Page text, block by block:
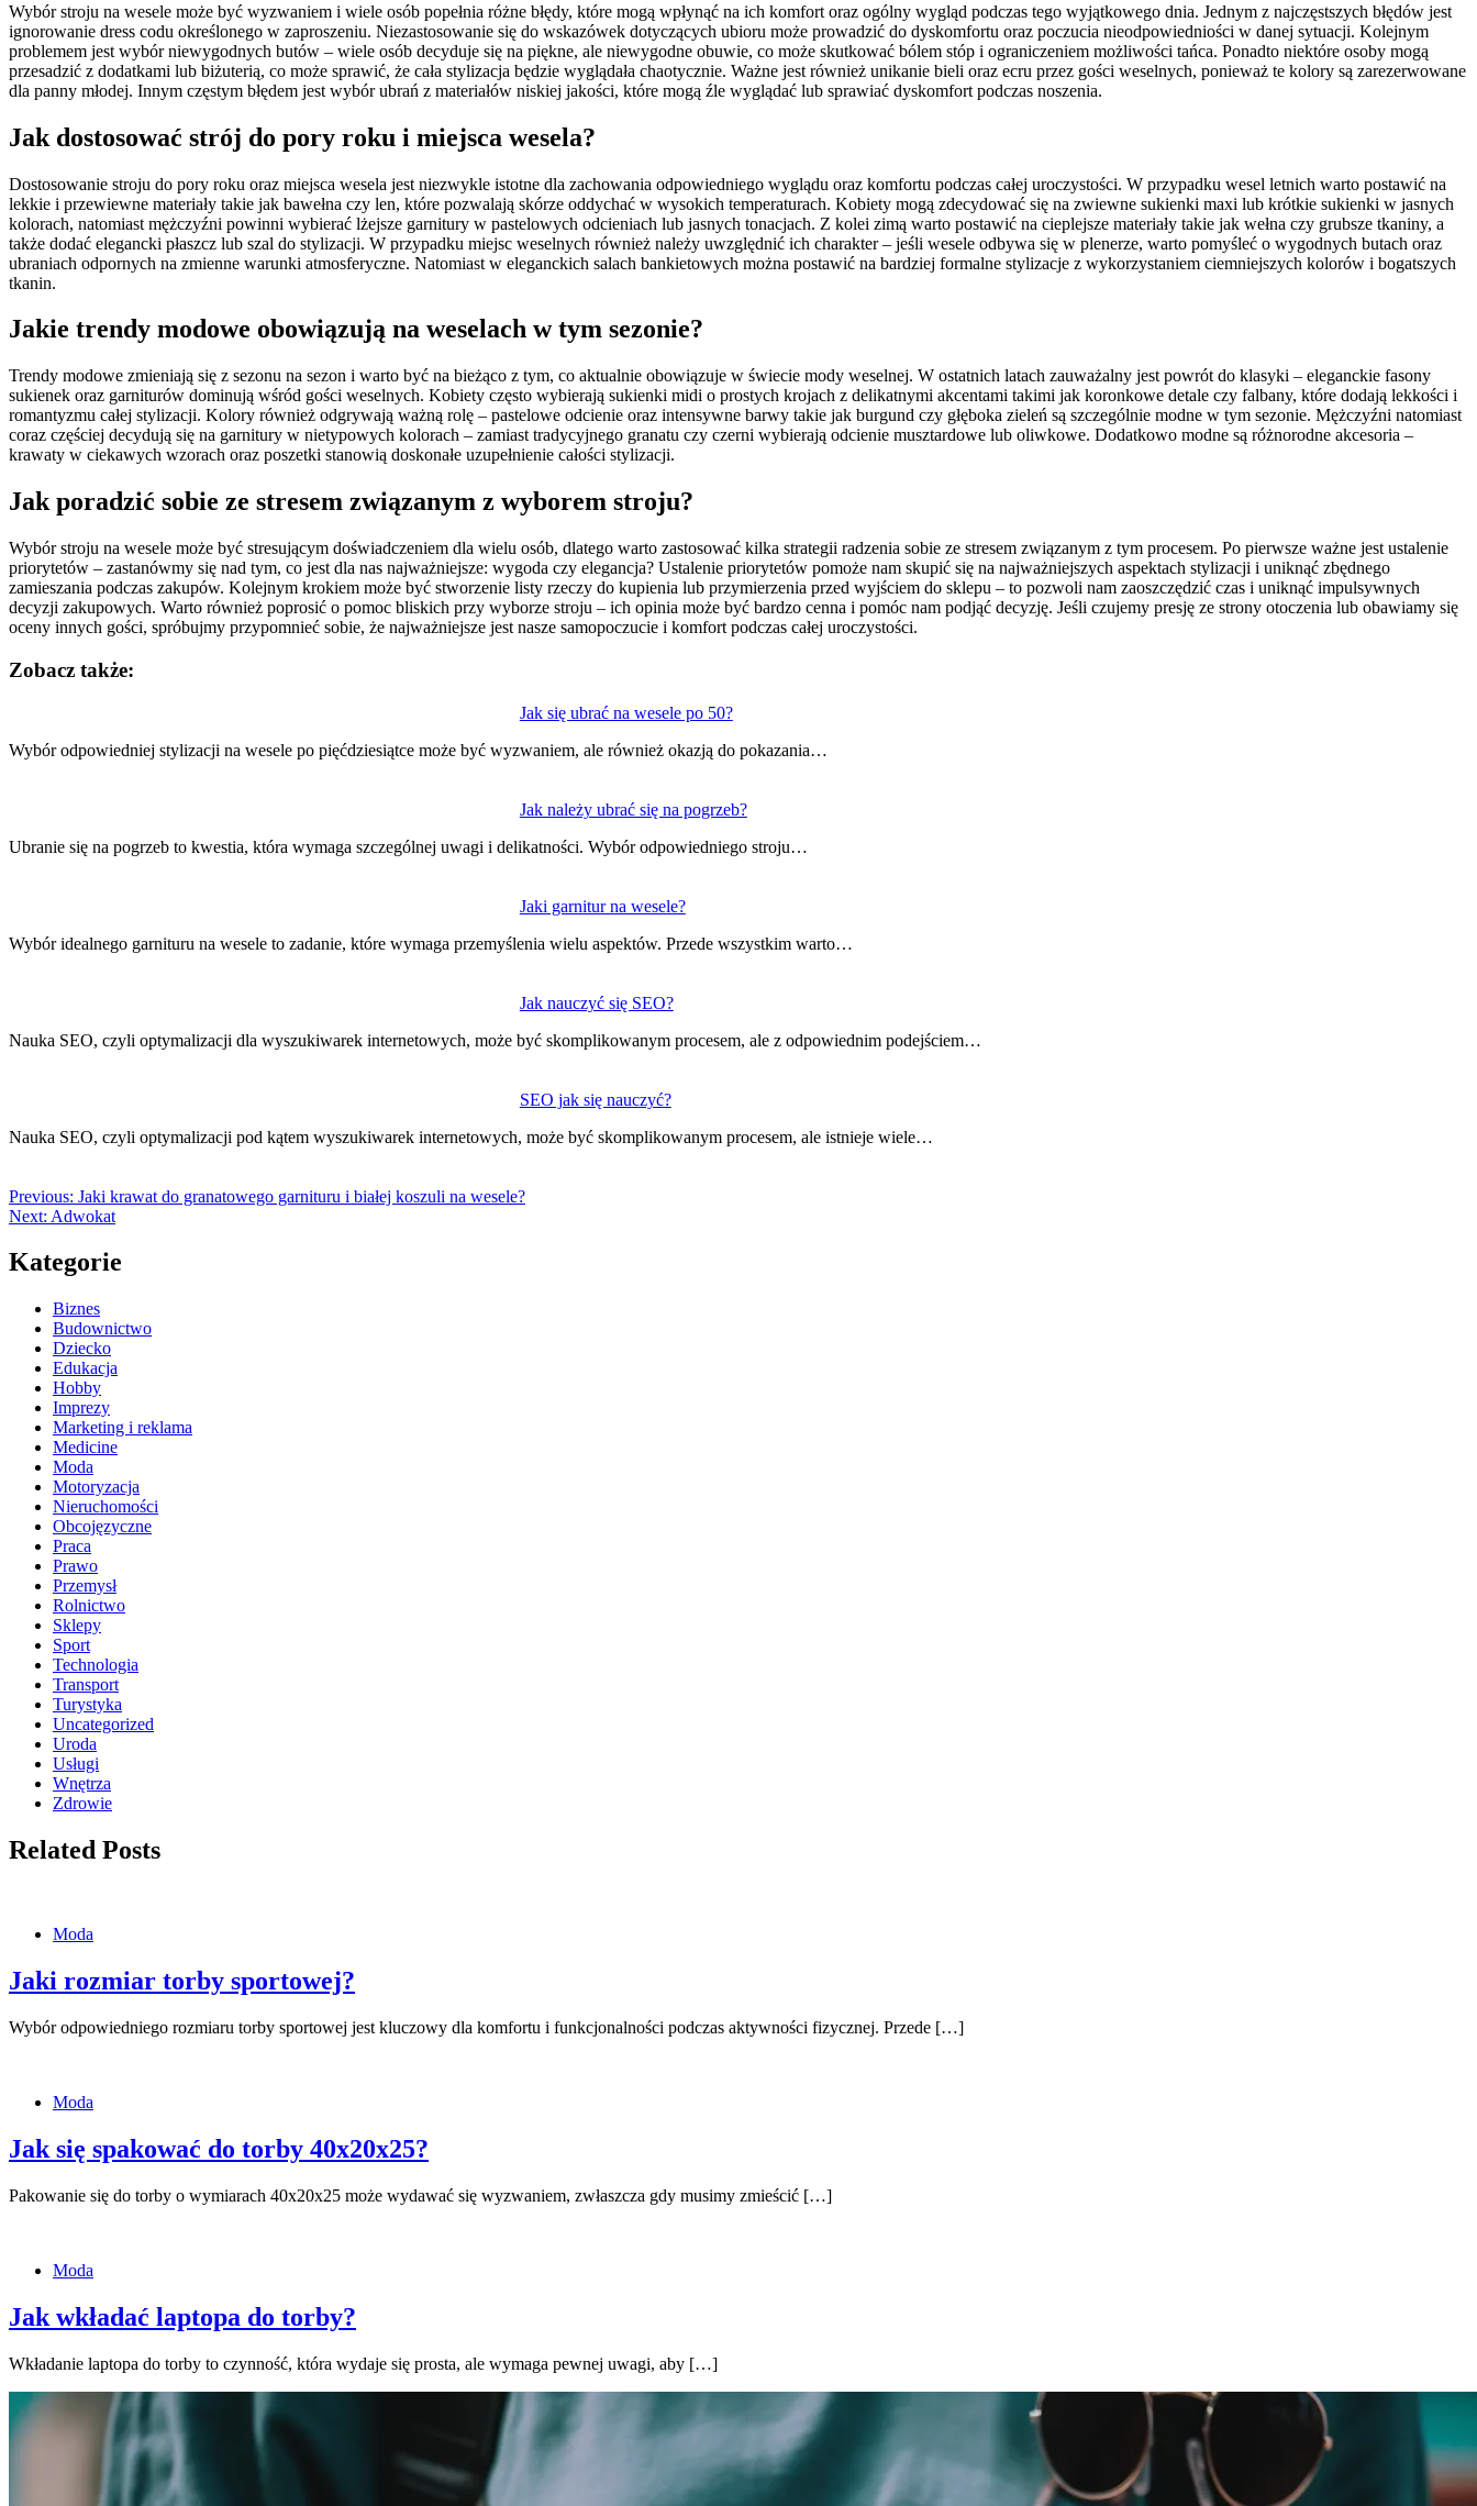
Wybór stroju na wesele może być wyzwaniem i wiele osób popełnia różne błędy, które mogą wpłynąć na ich komfort oraz ogólny wygląd podczas tego wyjątkowego dnia. Jednym z najczęstszych błędów jest
ignorowanie dress codu określonego w zaproszeniu. Niezastosowanie się do wskazówek dotyczących ubioru może prowadzić do dyskomfortu oraz poczucia nieodpowiedniości w danej sytuacji. Kolejnym
problemem jest wybór niewygodnych butów – wiele osób decyduje się na piękne, ale niewygodne obuwie, co może skutkować bólem stóp i ograniczeniem możliwości tańca. Ponadto niektóre osoby mogą
przesadzić z dodatkami lub biżuterią, co może sprawić, że cała stylizacja będzie wyglądała chaotycznie. Ważne jest również unikanie bieli oraz ecru przez gości weselnych, ponieważ te kolory są zarezerwowane
dla panny młodej. Innym częstym błędem jest wybór ubrań z materiałów niskiej jakości, które mogą źle wyglądać lub sprawiać dyskomfort podczas noszenia.
Jak dostosować strój do pory roku i miejsca wesela?
Dostosowanie stroju do pory roku oraz miejsca wesela jest niezwykle istotne dla zachowania odpowiedniego wyglądu oraz komfortu podczas całej uroczystości. W przypadku wesel letnich warto postawić na
lekkie i przewiewne materiały takie jak bawełna czy len, które pozwalają skórze oddychać w wysokich temperaturach. Kobiety mogą zdecydować się na zwiewne sukienki maxi lub krótkie sukienki w jasnych
kolorach, natomiast mężczyźni powinni wybierać lżejsze garnitury w pastelowych odcieniach lub jasnych tonacjach. Z kolei zimą warto postawić na cieplejsze materiały takie jak wełna czy grubsze tkaniny, a
także dodać elegancki płaszcz lub szal do stylizacji. W przypadku miejsc weselnych również należy uwzględnić ich charakter – jeśli wesele odbywa się w plenerze, warto pomyśleć o wygodnych butach oraz
ubraniach odpornych na zmienne warunki atmosferyczne. Natomiast w eleganckich salach bankietowych można postawić na bardziej formalne stylizacje z wykorzystaniem ciemniejszych kolorów i bogatszych
tkanin.
Jakie trendy modowe obowiązują na weselach w tym sezonie?
Trendy modowe zmieniają się z sezonu na sezon i warto być na bieżąco z tym, co aktualnie obowiązuje w świecie mody weselnej. W ostatnich latach zauważalny jest powrót do klasyki – eleganckie fasony
sukienek oraz garniturów dominują wśród gości weselnych. Kobiety często wybierają sukienki midi o prostych krojach z delikatnymi akcentami takimi jak koronkowe detale czy falbany, które dodają lekkości i
romantyzmu całej stylizacji. Kolory również odgrywają ważną rolę – pastelowe odcienie oraz intensywne barwy takie jak burgund czy głęboka zieleń są szczególnie modne w tym sezonie. Mężczyźni natomiast
coraz częściej decydują się na garnitury w nietypowych kolorach – zamiast tradycyjnego granatu czy czerni wybierają odcienie musztardowe lub oliwkowe. Dodatkowo modne są różnorodne akcesoria –
krawaty w ciekawych wzorach oraz poszetki stanowią doskonałe uzupełnienie całości stylizacji.
Jak poradzić sobie ze stresem związanym z wyborem stroju?
Wybór stroju na wesele może być stresującym doświadczeniem dla wielu osób, dlatego warto zastosować kilka strategii radzenia sobie ze stresem związanym z tym procesem. Po pierwsze ważne jest ustalenie
priorytetów – zastanówmy się nad tym, co jest dla nas najważniejsze: wygoda czy elegancja? Ustalenie priorytetów pomoże nam skupić się na najważniejszych aspektach stylizacji i uniknąć zbędnego
zamieszania podczas zakupów. Kolejnym krokiem może być stworzenie listy rzeczy do kupienia lub przymierzenia przed wyjściem do sklepu – to pozwoli nam zaoszczędzić czas i uniknąć impulsywnych
decyzji zakupowych. Warto również poprosić o pomoc bliskich przy wyborze stroju – ich opinia może być bardzo cenna i pomóc nam podjąć decyzję. Jeśli czujemy presję ze strony otoczenia lub obawiamy się
oceny innych gości, spróbujmy przypomnieć sobie, że najważniejsze jest nasze samopoczucie i komfort podczas całej uroczystości.
Zobacz także:
Jak się ubrać na wesele po 50?
Wybór odpowiedniej stylizacji na wesele po pięćdziesiątce może być wyzwaniem, ale również okazją do pokazania…
Jak należy ubrać się na pogrzeb?
Ubranie się na pogrzeb to kwestia, która wymaga szczególnej uwagi i delikatności. Wybór odpowiedniego stroju…
Jaki garnitur na wesele?
Wybór idealnego garnituru na wesele to zadanie, które wymaga przemyślenia wielu aspektów. Przede wszystkim warto…
Jak nauczyć się SEO?
Nauka SEO, czyli optymalizacji dla wyszukiwarek internetowych, może być skomplikowanym procesem, ale z odpowiednim podejściem…
SEO jak się nauczyć?
Nauka SEO, czyli optymalizacji pod kątem wyszukiwarek internetowych, może być skomplikowanym procesem, ale istnieje wiele…
wpisu
Previous: Jaki krawat do granatowego garnituru i białej koszuli na wesele?
Next: Adwokat
Kategorie
Biznes
Budownictwo
Dziecko
Edukacja
Hobby
Imprezy
Marketing i reklama
Medicine
Moda
Motoryzacja
Nieruchomości
Obcojęzyczne
Praca
Prawo
Przemysł
Rolnictwo
Sklepy
Sport
Technologia
Transport
Turystyka
Uncategorized
Uroda
Usługi
Wnętrza
Zdrowie
Related Posts
Moda
Jaki rozmiar torby sportowej?
Wybór odpowiedniego rozmiaru torby sportowej jest kluczowy dla komfortu i funkcjonalności podczas aktywności fizycznej. Przede […]
Moda
Jak się spakować do torby 40x20x25?
Pakowanie się do torby o wymiarach 40x20x25 może wydawać się wyzwaniem, zwłaszcza gdy musimy zmieścić […]
Moda
Jak wkładać laptopa do torby?
Wkładanie laptopa do torby to czynność, która wydaje się prosta, ale wymaga pewnej uwagi, aby […]